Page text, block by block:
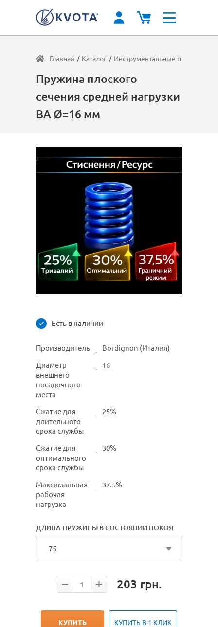
Главная / Каталог / Инструментальные пружины
Пружина плоского
сечения средней нагрузки
BA Ø=16 мм
Есть в наличии
Производитель Bordignon (Италия)
Диаметр
внешнего
посадочного
места
16
Сжатие для
длительного
срока службы
25%
Сжатие для
оптимального
срока службы
30%
Максимальная
рабочая
нагрузка
37.5%
ДЛИНА ПРУЖИНЫ В СОСТОЯНИИ ПОКОЯ
75
203 грн.
КУПИТЬ КУПИТЬ В 1 КЛИК